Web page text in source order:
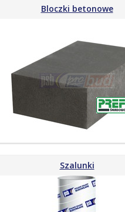
Bloczki betonowe
Szalunki